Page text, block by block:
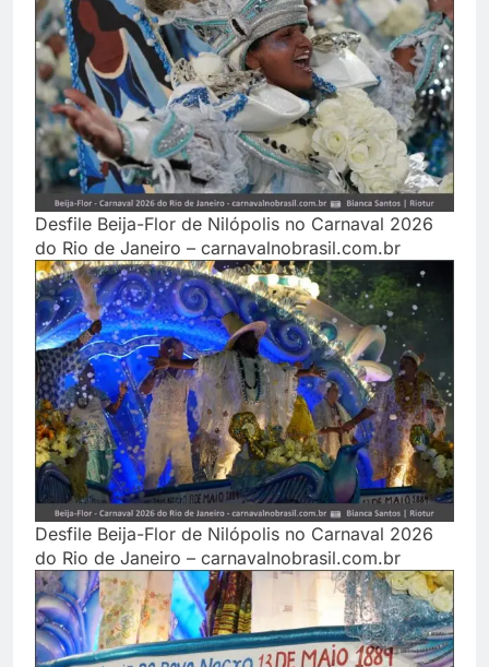
Desfile Beija-Flor de Nilópolis no Carnaval 2026
do Rio de Janeiro – carnavalnobrasil.com.br
Desfile Beija-Flor de Nilópolis no Carnaval 2026
do Rio de Janeiro – carnavalnobrasil.com.br